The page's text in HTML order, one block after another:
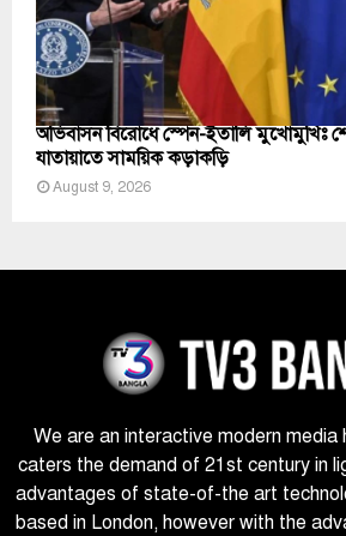
অভিবাসন বিরোধে স্পেন-ইতালি মুখোমুখিঃ
যাতায়াতে সাময়িক কড়াকড়ি
August 9, 2026
We are an interactive modern media
caters the demand of 21st century in
advantages of state-of-the art
based in London, however with the